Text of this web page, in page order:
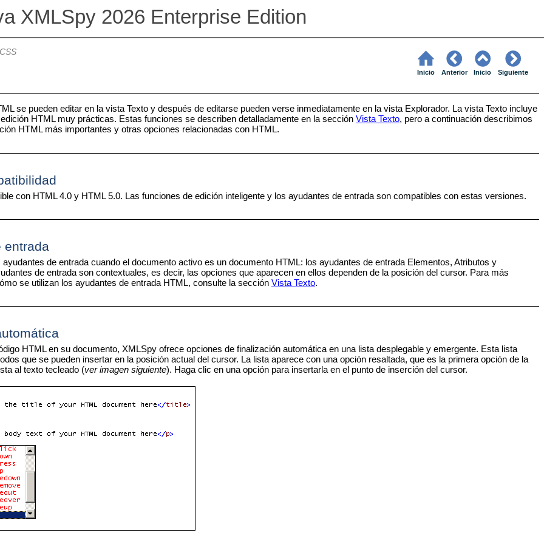
XMLSpy 2026 Enterprise Edition
Inicio Anterior Inicio Siguiente
se pueden editar en la vista Texto y después de editarse pueden verse inmediatamente en la vista Explorador. La vista Texto incluye
HTML muy prácticas. Estas funciones se describen detalladamente en la sección Vista Texto, pero a continuación describimos
HTML más importantes y otras opciones relacionadas con HTML.
con HTML 4.0 y HTML 5.0. Las funciones de edición inteligente y los ayudantes de entrada son compatibles con estas versiones.
entrada
de entrada cuando el documento activo es un documento HTML: los ayudantes de entrada Elementos, Atributos y
de entrada son contextuales, es decir, las opciones que aparecen en ellos dependen de la posición del cursor. Para más
se utilizan los ayudantes de entrada HTML, consulte la sección Vista Texto.
HTML en su documento, XMLSpy ofrece opciones de finalización automática en una lista desplegable y emergente. Esta lista
que se pueden insertar en la posición actual del cursor. La lista aparece con una opción resaltada, que es la primera opción de la
al texto tecleado (ver imagen siguiente). Haga clic en una opción para insertarla en el punto de inserción del cursor.